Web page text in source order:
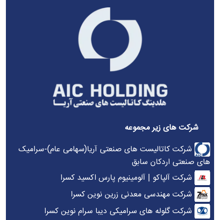
شرکت های زیر مجموعه
شرکت کاتالیست های صنعتی آریا(سهامی عام)-سرامیک
های صنعتی اردکان سابق
شرکت آلپاکو | آلومینیوم پارس اکسید کسرا
شرکت مهندسی معدنی زرین نوین کسرا
شرکت گلوله های سرامیکی دیبا سرام نوین کسرا